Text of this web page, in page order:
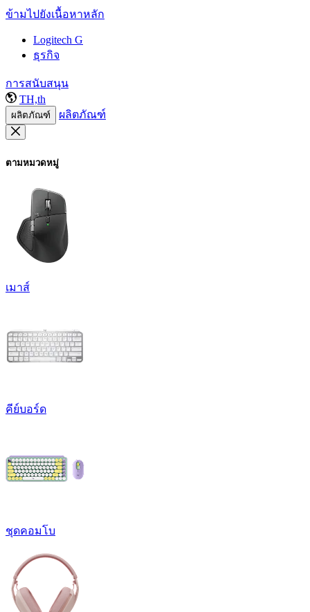
ข้ามไปยังเนื้อหาหลัก
Logitech G
ธุรกิจ
การสนับสนุน
TH,th
ผลิตภัณฑ์ ผลิตภัณฑ์
ตามหมวดหมู่
เมาส์
คีย์บอร์ด
ชุดคอมโบ